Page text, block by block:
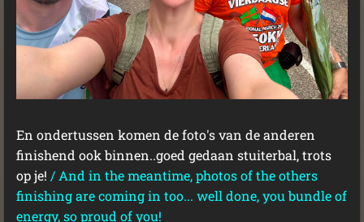
En ondertussen komen de foto's van de anderen
finishend ook binnen..goed gedaan stuiterbal, trots
op je! / And in the meantime, photos of the others
finishing are coming in too... well done, you bundle of
energy, so proud of you!